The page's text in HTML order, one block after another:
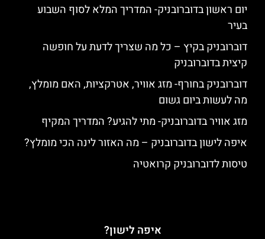
יום ראשון בדוברובניק- המדריך המלא לסוף השבוע
בעיר
דוברובניק בקיץ – כל מה שצריך לדעת על חופשה
קיצית בדוברובניק
דוברובניק בחורף- מזג אוויר, אטרקציות, האם מומלץ,
מה לעשות ביום גשום
מזג אוויר בדוברובניק- מתי להגיע? המדריך המקיף
איפה לישון בדוברובניק – מה האזור לינה הכי מומלץ?
טיסות לדוברובניק קרואטיה
איפה לישון?